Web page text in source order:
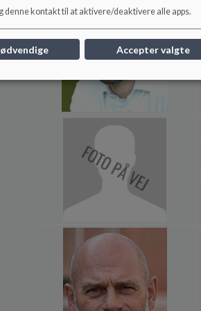
denne kontakt til at aktivere/deaktivere alle apps.
Accepter valgte